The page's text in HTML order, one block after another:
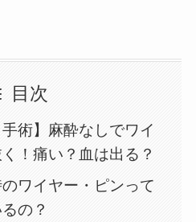
目次
手術】麻酔なしでワイ
！痛い？血は出る？
ワイヤー・ピンって
の？